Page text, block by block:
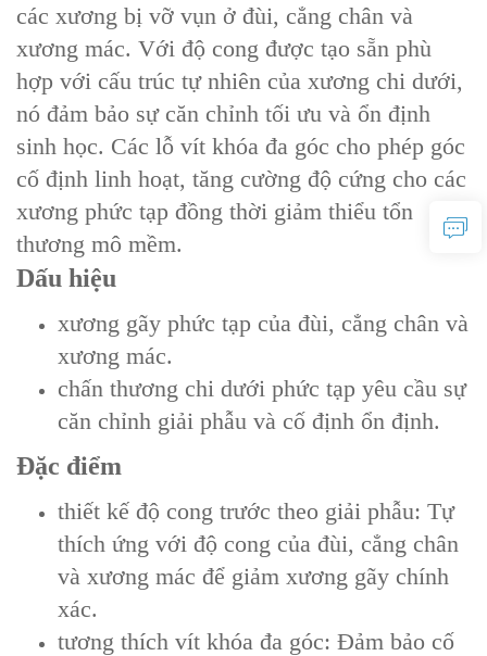
các xương bị vỡ vụn ở đùi, cẳng chân và
xương mác. Với độ cong được tạo sẵn phù
hợp với cấu trúc tự nhiên của xương chi dưới,
nó đảm bảo sự căn chỉnh tối ưu và ổn định
sinh học. Các lỗ vít khóa đa góc cho phép góc
cố định linh hoạt, tăng cường độ cứng cho các
xương phức tạp đồng thời giảm thiểu tổn
thương mô mềm.
Dấu hiệu
xương gãy phức tạp của đùi, cẳng chân và
xương mác.
chấn thương chi dưới phức tạp yêu cầu sự
căn chỉnh giải phẫu và cố định ổn định.
Đặc điểm
thiết kế độ cong trước theo giải phẫu: Tự
thích ứng với độ cong của đùi, cẳng chân
và xương mác để giảm xương gãy chính
xác.
tương thích vít khóa đa góc: Đảm bảo cố